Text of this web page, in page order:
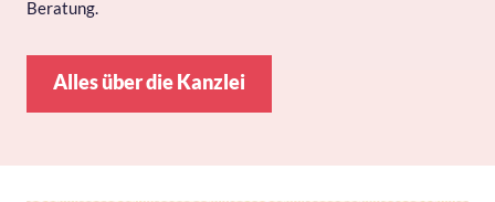
Beratung.
Alles über die Kanzlei